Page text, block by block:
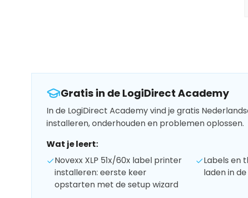
Gratis in de LogiDirect Academy
In de LogiDirect Academy vind je gratis
installeren, onderhouden en problemen oplossen.
Wat je leert:
Novexx XLP 51x/60x label printer
installeren: eerste keer
opstarten met de setup wizard
Labels en
laden in